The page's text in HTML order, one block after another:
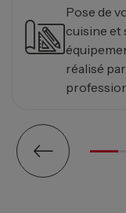
Pose de
cuisine et
réalisé